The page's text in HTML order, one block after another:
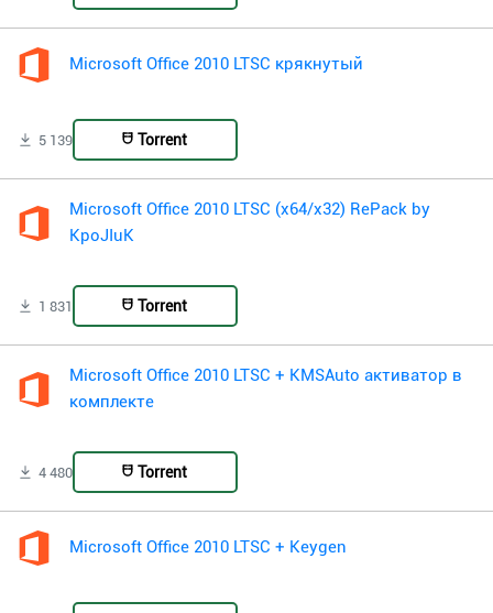
Microsoft Office 2010 LTSC крякнутый
5 139 Torrent
Microsoft Office 2010 LTSC (x64/x32) RePack by
KpoJIuK
1 831 Torrent
Microsoft Office 2010 LTSC + KMSAuto активатор в
комплекте
4 480 Torrent
Microsoft Office 2010 LTSC + Keygen